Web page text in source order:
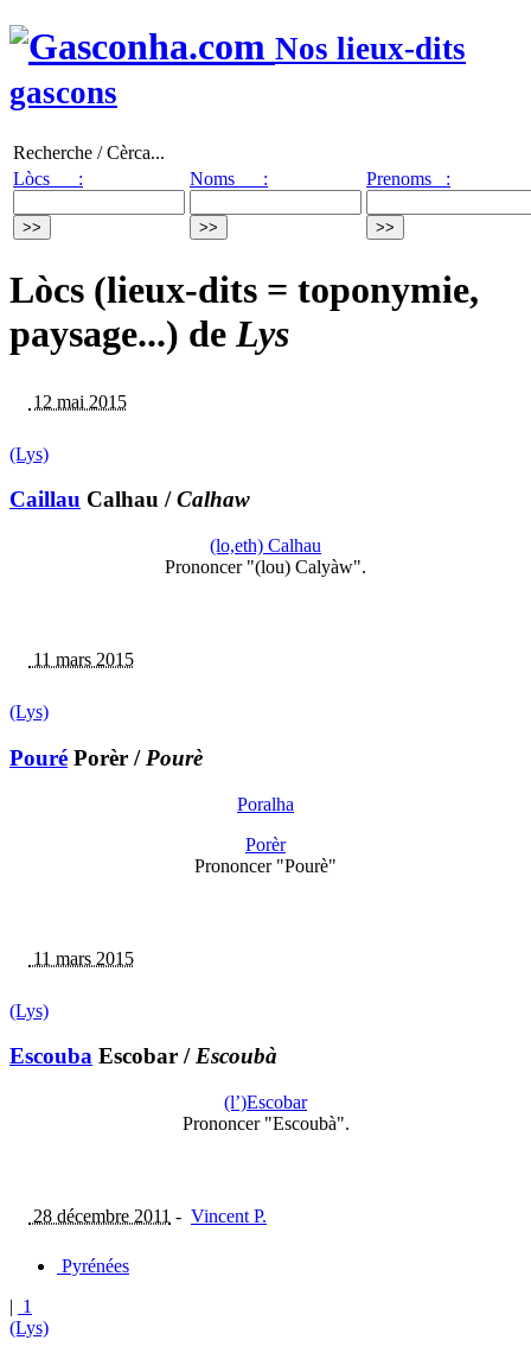
Nos lieux-dits
gascons
Recherche / Cèrca...
Lòcs :
Noms : Prenoms :
Lòcs (lieux-dits = toponymie,
paysage...) deLys
12 mai 2015
(Lys)
Caillau Calhau /Calhaw
(lo,eth) Calhau
Prononcer "(lou) Calyàw".
11 mars 2015
(Lys)
Pouré Porèr / Pourè
Poralha
Porèr
Prononcer "Pourè"
11 mars 2015
(Lys)
Escouba Escobar /Escoubà
(l’)Escobar
Prononcer "Escoubà".
28 décembre 2011 - Vincent P.
Pyrénées
| 1
(Lys)